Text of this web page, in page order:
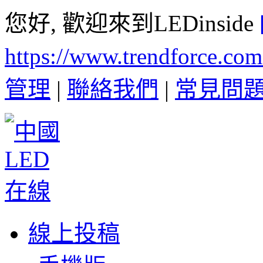
您好, 歡迎來到LEDinside
https://
管理 | 聯絡我們 | 常見問
線上投稿